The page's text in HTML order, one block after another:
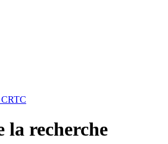
la recherche